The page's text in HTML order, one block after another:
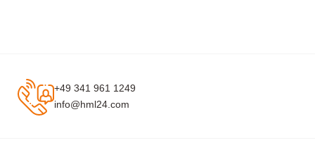
+49 341 961 1249
info@hml24.com